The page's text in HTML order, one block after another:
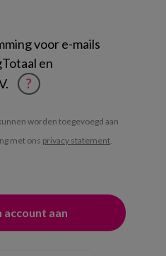
voor e-mails
en
?
worden toegevoegd aan
met ons privacy statement.